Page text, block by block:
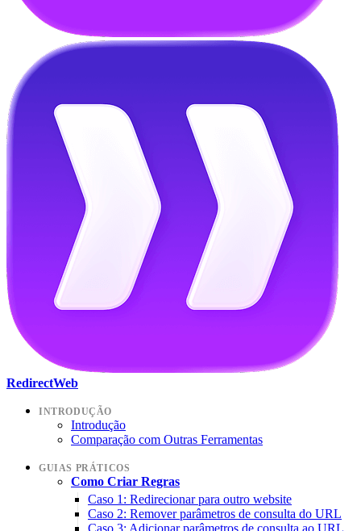
RedirectWeb
INTRODUÇÃO
Introdução
Comparação com Outras Ferramentas
GUIAS PRÁTICOS
Como Criar Regras
Caso 1: Redirecionar para outro website
Caso 2: Remover parâmetros de consulta do URL
Caso 3: Adicionar parâmetros de consulta ao URL